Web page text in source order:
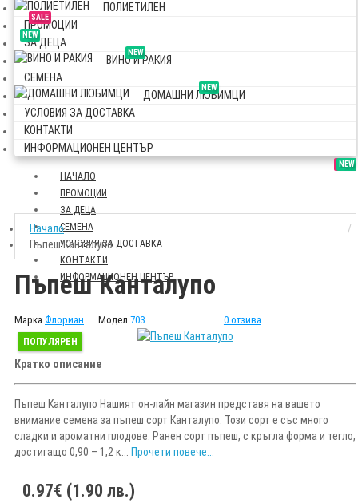
ПОЛИЕТИЛЕН
SALE
ПРОМОЦИИ
NEW
ЗА ДЕЦА
NEW
ВИНО И РАКИЯ
СЕМЕНА
NEW
ДОМАШНИ ЛЮБИМЦИ
УСЛОВИЯ ЗА ДОСТАВКА
КОНТАКТИ
ИНФОРМАЦИОНЕН ЦЕНТЪР
НАЧАЛО
SALE
ПРОМОЦИИ
NEW
ЗА ДЕЦА
СЕМЕНА
УСЛОВИЯ ЗА ДОСТАВКА
КОНТАКТИ
ИНФОРМАЦИОНЕН ЦЕНТЪР
Начало
Пъпеш Канталупо
Пъпеш Канталупо
Марка Флориан Модел 703 0 отзива
ПОПУЛЯРЕН
Кратко описание
Пъпеш Канталупо Нашият он-лайн магазин представя на вашето
внимание семена за пъпеш сорт Канталупо. Този сорт е със много
сладки и ароматни плодове. Ранен сорт пъпеш, с кръгла форма и тегло,
достигащо 0,90 – 1,2 к... Прочети повече...
0.97€ (1.90 лв.)